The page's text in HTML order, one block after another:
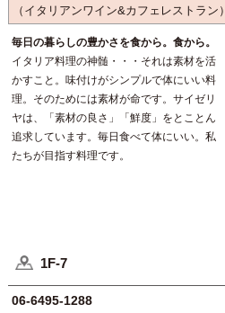
（イタリアンワイン&カフェレストラン）
毎日の暮らしの豊かさを食から。食から。
イタリア料理の神髄・・・それは素材を活
かすこと。味付けがシンプルで体にいい料
理。そのためには素材が命です。サイゼリ
ヤは、「素材の良さ」「鮮度」をとことん
追求しています。毎日食べて体にいい。私
たちが目指す料理です。
1F-7
06-6495-1288